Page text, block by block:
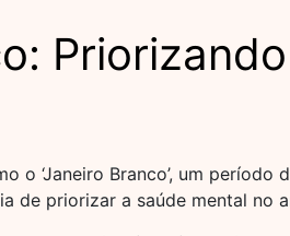
o ‘Janeiro Branco’, um
de priorizar a saúde mental